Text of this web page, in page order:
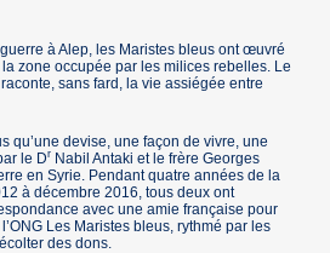
à Alep, les Maristes bleus ont œuvré
zone occupée par les milices rebelles. Le
sans fard, la vie assiégée entre
qu’une devise, une façon de vivre, une
le Dr Nabil Antaki et le frère Georges
en Syrie. Pendant quatre années de la
à décembre 2016, tous deux ont
avec une amie française pour
Les Maristes bleus, rythmé par les
des dons.